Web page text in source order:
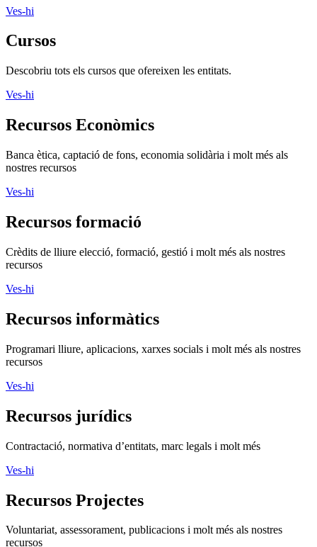
Ves-hi
Cursos
Descobriu tots els cursos que ofereixen les entitats.
Ves-hi
Recursos Econòmics
Banca ètica, captació de fons, economia solidària i molt més als
nostres recursos
Ves-hi
Recursos formació
Crèdits de lliure elecció, formació, gestió i molt més als nostres
recursos
Ves-hi
Recursos informàtics
Programari lliure, aplicacions, xarxes socials i molt més als nostres
recursos
Ves-hi
Recursos jurídics
Contractació, normativa d’entitats, marc legals i molt més
Ves-hi
Recursos Projectes
Voluntariat, assessorament, publicacions i molt més als nostres
recursos